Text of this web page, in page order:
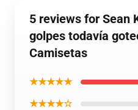
5 reviews for Sean
golpes todavía
Camisetas
★★★★★
★★★★☆